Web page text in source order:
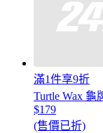
滿1件享9折
Turtle Wax
$179
(售價已折)